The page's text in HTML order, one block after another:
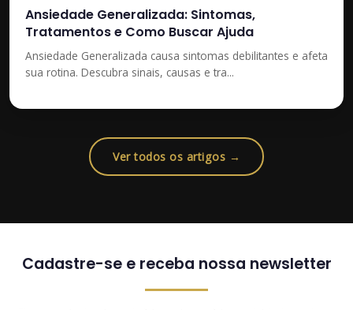
Ansiedade Generalizada: Sintomas,
Tratamentos e Como Buscar Ajuda
Ansiedade Generalizada causa sintomas debilitantes e afeta
sua rotina. Descubra sinais, causas e tra...
Ver todos os artigos →
Cadastre-se e receba nossa newsletter